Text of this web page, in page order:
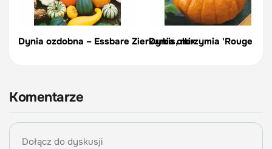
Dynia ozdobna – Essbare Zierkurbis, mixDynia olbrzymia 'Rouge vif
Komentarze